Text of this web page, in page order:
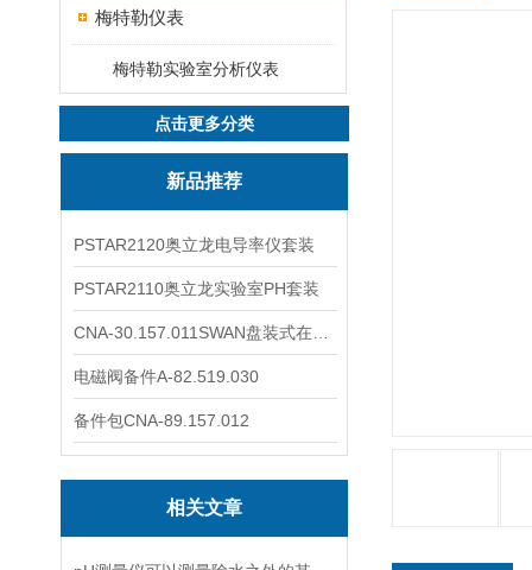
梅特勒仪表
梅特勒实验室分析仪表
点击更多分类
新品推荐
PSTAR2120奥立龙电导率仪套装
PSTAR2110奥立龙实验室PH套装
电磁阀备件A-82.519.030
备件包CNA-89.157.012
相关文章